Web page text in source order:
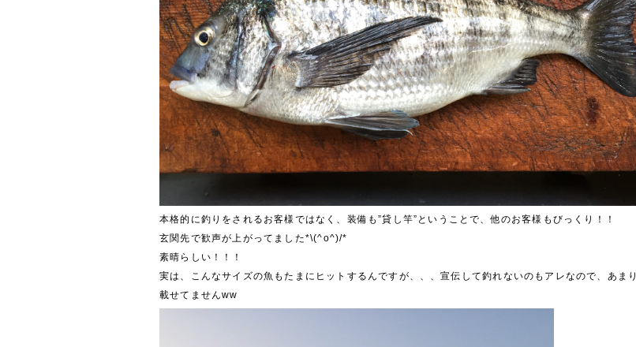
本格的に釣りをされるお客様ではなく、装備も”貸し竿”ということで、他のお客様もびっくり！！
玄関先で歓声が上がってました*\(^o^)/*
素晴らしい！！！
実は、こんなサイズの魚もたまにヒットするんですが、、、宣伝して釣れないのもアレなので、あまり
載せてませんww